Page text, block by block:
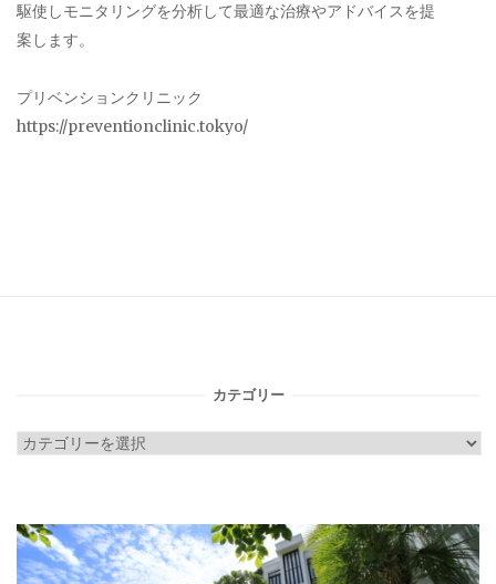
駆使しモニタリングを分析して最適な治療やアドバイスを提
案します。
プリベンションクリニック
https://preventionclinic.tokyo/
カテゴリー
カ
リ
ー